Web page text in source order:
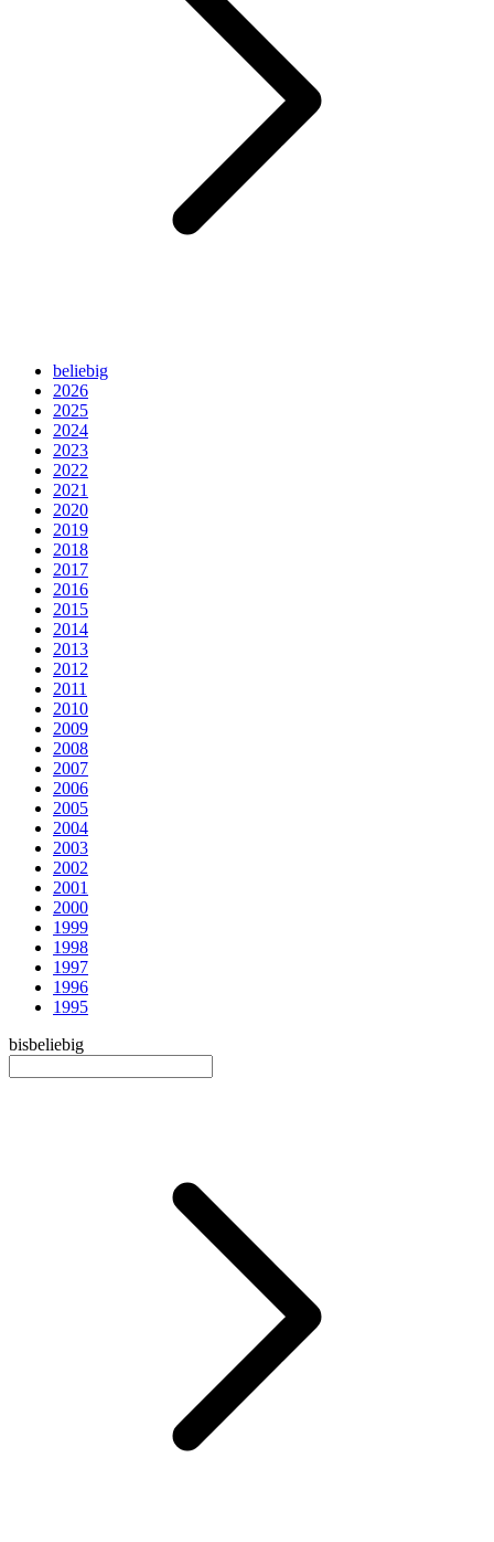
beliebig
2026
2025
2024
2023
2022
2021
2020
2019
2018
2017
2016
2015
2014
2013
2012
2011
2010
2009
2008
2007
2006
2005
2004
2003
2002
2001
2000
1999
1998
1997
1996
1995
bisbeliebig